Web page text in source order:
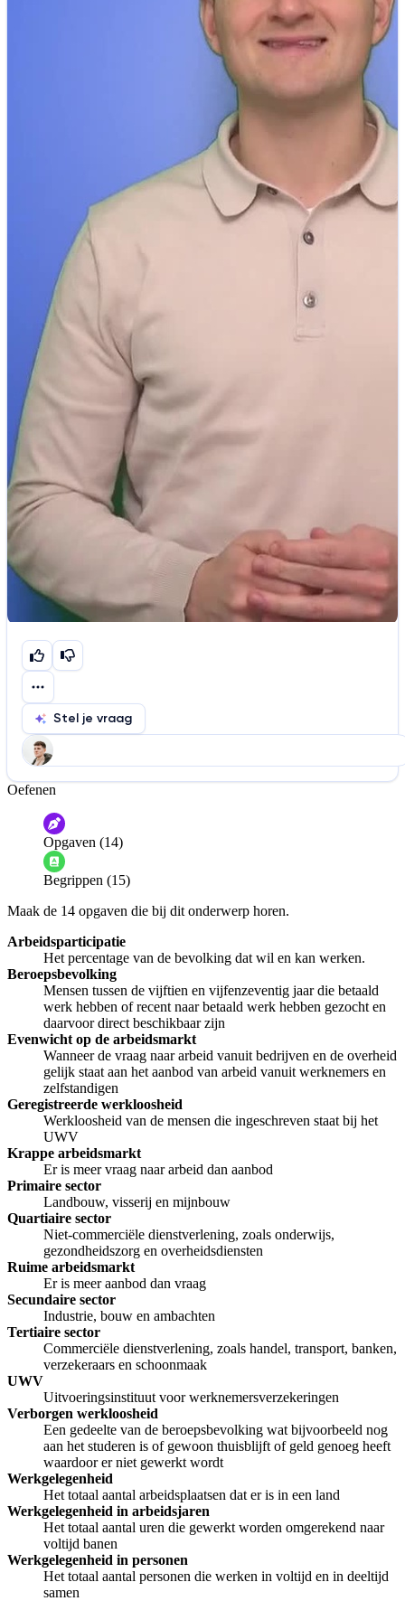
Stel je vraag
Help ons de video te verbeteren
De audio is slecht
Informatie is onjuist
De docent is te langdradig
De uitleg gaat te langzaam
De uitleg gaat te snel
Afspelen werkte niet
Oefenen
Opgaven (14)
Begrippen (15)
Maak de 14 opgaven die bij dit onderwerp horen.
Arbeidsparticipatie
Het percentage van de bevolking dat wil en kan werken.
Beroepsbevolking
Mensen tussen de vijftien en vijfenzeventig jaar die betaald
werk hebben of recent naar betaald werk hebben gezocht en
daarvoor direct beschikbaar zijn
Evenwicht op de arbeidsmarkt
Wanneer de vraag naar arbeid vanuit bedrijven en de overheid
gelijk staat aan het aanbod van arbeid vanuit werknemers en
zelfstandigen
Geregistreerde werkloosheid
Werkloosheid van de mensen die ingeschreven staat bij het
UWV
Krappe arbeidsmarkt
Er is meer vraag naar arbeid dan aanbod
Primaire sector
Landbouw, visserij en mijnbouw
Quartiaire sector
Niet-commerciële dienstverlening, zoals onderwijs,
gezondheidszorg en overheidsdiensten
Ruime arbeidsmarkt
Er is meer aanbod dan vraag
Secundaire sector
Industrie, bouw en ambachten
Tertiaire sector
Commerciële dienstverlening, zoals handel, transport, banken,
verzekeraars en schoonmaak
UWV
Uitvoeringsinstituut voor werknemersverzekeringen
Verborgen werkloosheid
Een gedeelte van de beroepsbevolking wat bijvoorbeeld nog
aan het studeren is of gewoon thuisblijft of geld genoeg heeft
waardoor er niet gewerkt wordt
Werkgelegenheid
Het totaal aantal arbeidsplaatsen dat er is in een land
Werkgelegenheid in arbeidsjaren
Het totaal aantal uren die gewerkt worden omgerekend naar
voltijd banen
Werkgelegenheid in personen
Het totaal aantal personen die werken in voltijd en in deeltijd
samen